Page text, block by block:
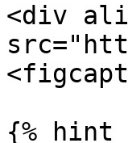
<div
{% hint